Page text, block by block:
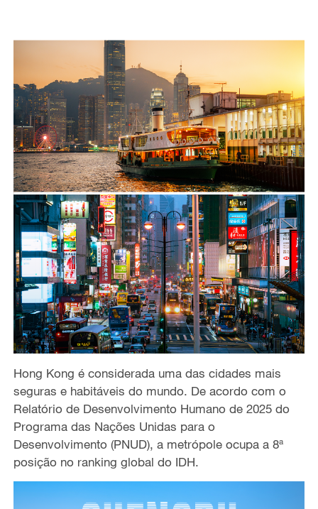
Hong Kong é considerada uma das cidades mais
seguras e habitáveis do mundo. De acordo com o
Relatório de Desenvolvimento Humano de 2025 do
Programa das Nações Unidas para o
Desenvolvimento (PNUD), a metrópole ocupa a 8ª
posição no ranking global do IDH.